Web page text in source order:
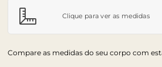
Clique para ver as medidas
Compare as medidas do seu corpo com